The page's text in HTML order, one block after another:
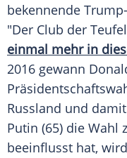
bekennende
"Der Club der
einmal mehr in
2016 gewann
Russland und
Putin (65) die Wahl
beeinflusst hat,